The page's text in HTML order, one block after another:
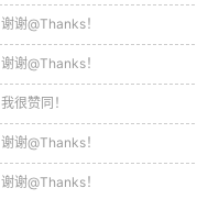
谢谢@Thanks！
谢谢@Thanks！
我很赞同！
谢谢@Thanks！
谢谢@Thanks！